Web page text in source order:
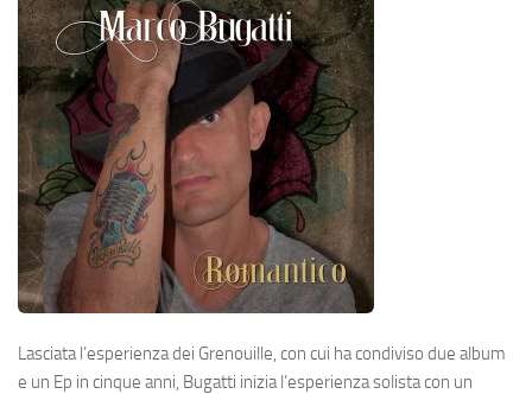
Lasciata l’esperienza dei Grenouille, con cui ha condiviso due album
e un Ep in cinque anni, Bugatti inizia l’esperienza solista con un